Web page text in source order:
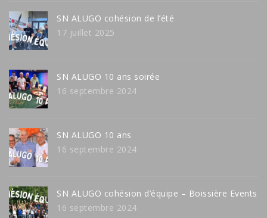
SN ALUGO cohésion de l’été
17 juillet 2025
SN ALUGO 10 ans soirée
16 septembre 2024
SN ALUGO 10 ans
16 septembre 2024
SN ALUGO cohésion d’équipe – Boissière Events
16 septembre 2024